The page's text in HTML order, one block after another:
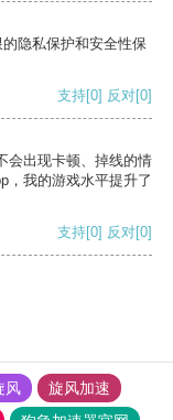
隐私保护和安全性保
支持[0] 反对[0]
会出现卡顿、掉线的情
，我的游戏水平提升了
支持[0] 反对[0]
风
旋风加速